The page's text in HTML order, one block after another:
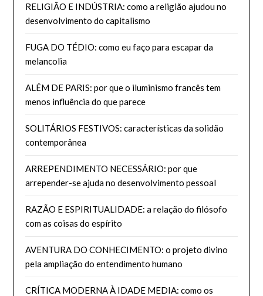
RELIGIÃO E INDÚSTRIA: como a religião ajudou no
desenvolvimento do capitalismo
FUGA DO TÉDIO: como eu faço para escapar da
melancolia
ALÉM DE PARIS: por que o iluminismo francês tem
menos influência do que parece
SOLITÁRIOS FESTIVOS: características da solidão
contemporânea
ARREPENDIMENTO NECESSÁRIO: por que
arrepender-se ajuda no desenvolvimento pessoal
RAZÃO E ESPIRITUALIDADE: a relação do filósofo
com as coisas do espírito
AVENTURA DO CONHECIMENTO: o projeto divino
pela ampliação do entendimento humano
CRÍTICA MODERNA À IDADE MEDIA: como os